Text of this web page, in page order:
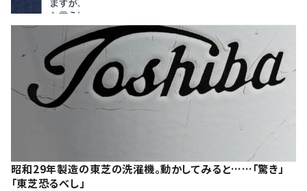
昭和29年製造の東芝の洗濯機。動かしてみると……「驚き」
「東芝恐るべし」